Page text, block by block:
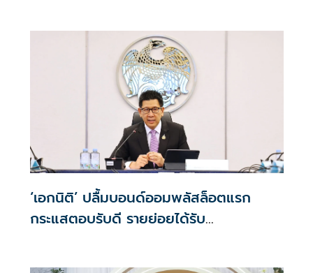
‘เอกนิติ’ ปลื้มบอนด์ออมพลัสล็อตแรก
กระแสตอบรับดี รายย่อยได้รับ